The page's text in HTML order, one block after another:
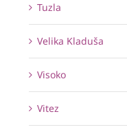
Tuzla
Velika Kladuša
Visoko
Vitez